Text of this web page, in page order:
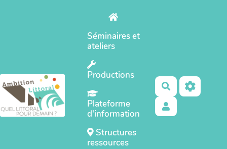
Séminaires et
ateliers
Productions
Plateforme
d'information
Structures
ressources
Rechercher